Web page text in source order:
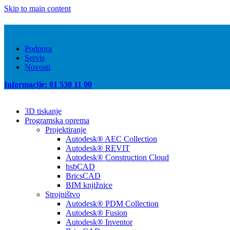
Skip to main content
Podpora
Servis
Novosti
Informacije: 01 530 11 00
3D tiskanje
Programska oprema
Projektiranje
Autodesk® AEC Collection
Autodesk® REVIT
Autodesk® Construction Cloud
hsbCAD
BricsCAD
BIM knjižnice
Strojništvo
Autodesk® PDM Collection
Autodesk® Fusion
Autodesk® Inventor